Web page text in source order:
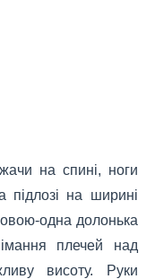
на спині, ноги
підлозі на ширині
одна долонька
плечей над
висоту. Руки